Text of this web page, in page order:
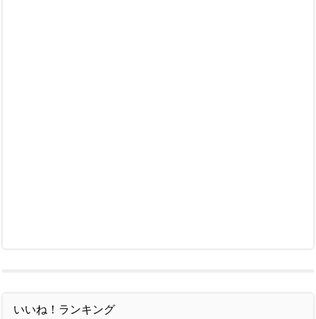
いいね！ランキング